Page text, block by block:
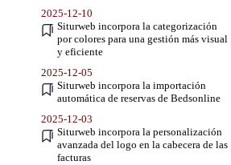
2025-12-10
Siturweb incorpora la categorización
por colores para una gestión más visual
y eficiente
2025-12-05
Siturweb incorpora la importación
automática de reservas de Bedsonline
2025-12-03
Siturweb incorpora la personalización
avanzada del logo en la cabecera de las
facturas